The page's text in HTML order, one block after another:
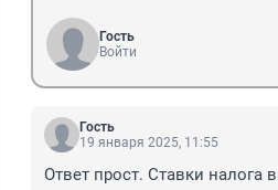
Гость
Войти
Гость
19 января 2025, 11:55
Ответ прост. Ставки налога